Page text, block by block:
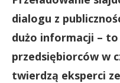
dialogu z
dużo informacji – to
przedsiębiorców w
twierdzą eksperci